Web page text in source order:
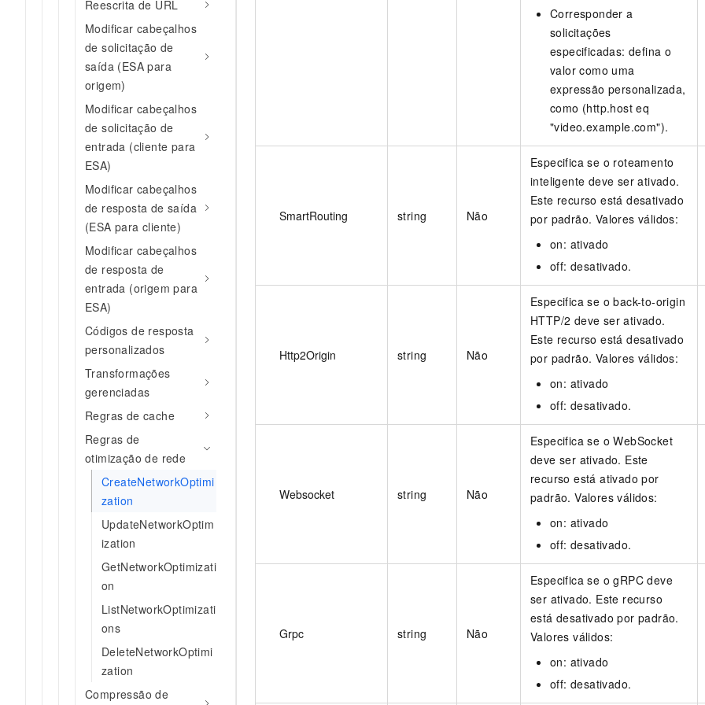
Reescrita de URL
Modificar cabeçalhos
de solicitação de
saída (ESA para
origem)
Modificar cabeçalhos
de solicitação de
entrada (cliente para
ESA)
Modificar cabeçalhos
de resposta de saída
(ESA para cliente)
Modificar cabeçalhos
de resposta de
entrada (origem para
ESA)
Códigos de resposta
personalizados
Transformações
gerenciadas
Regras de cache
Regras de
otimização de rede
CreateNetworkOptimi
zation
UpdateNetworkOptim
ization
GetNetworkOptimizati
on
ListNetworkOptimizati
ons
DeleteNetworkOptimi
zation
Compressão de
Corresponder a
solicitações
especificadas: defina o
valor como uma
expressão personalizada,
como (http.host eq
"video.example.com").
SmartRouting string Não
Especifica se o roteamento
inteligente deve ser ativado.
Este recurso está desativado
por padrão. Valores válidos:
on: ativado
off: desativado.
Http2Origin string Não
Especifica se o back-to-origin
HTTP/2 deve ser ativado.
Este recurso está desativado
por padrão. Valores válidos:
on: ativado
off: desativado.
Websocket string Não
Especifica se o WebSocket
deve ser ativado. Este
recurso está ativado por
padrão. Valores válidos:
on: ativado
off: desativado.
Grpc string Não
Especifica se o gRPC deve
ser ativado. Este recurso
está desativado por padrão.
Valores válidos:
on: ativado
off: desativado.